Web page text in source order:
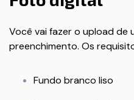
Você vai fazer o upload de
preenchimento. Os
Fundo branco liso